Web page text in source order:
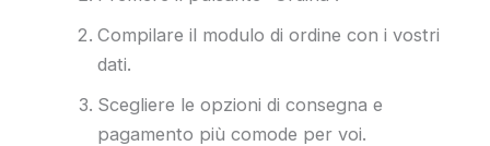
Compilare il modulo di ordine con i vostri
dati.
Scegliere le opzioni di consegna e
pagamento più comode per voi.